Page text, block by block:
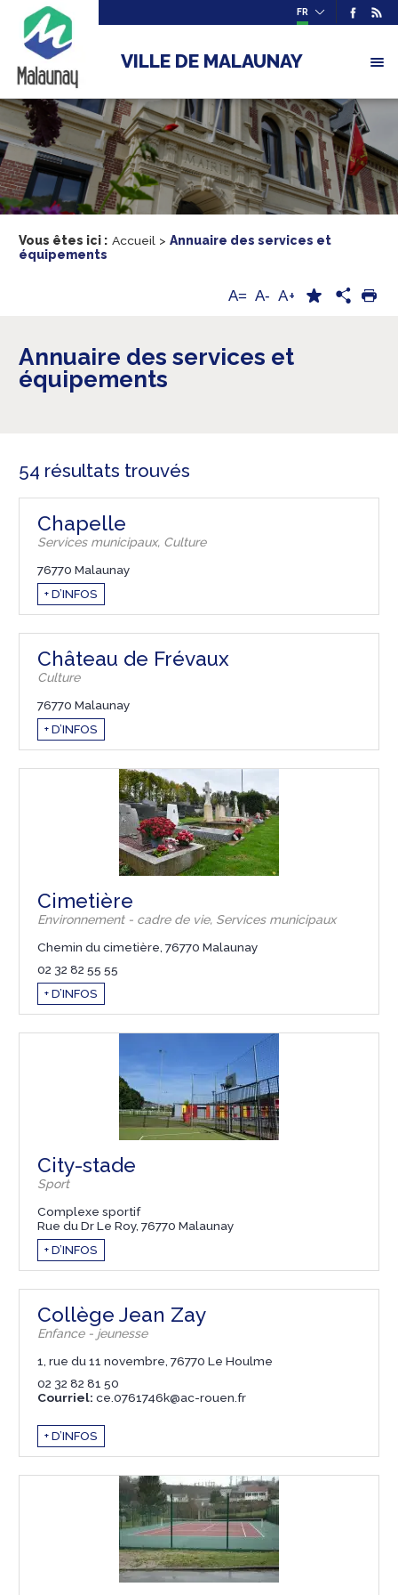
FR
VILLE DE MALAUNAY
Vous êtes ici : Accueil > Annuaire des services et
équipements
A= A- A+
Annuaire des services et
équipements
54 résultats trouvés
Chapelle
Services municipaux, Culture
76770 Malaunay
+ D’INFOS
Château de Frévaux
Culture
76770 Malaunay
+ D’INFOS
Cimetière
Environnement - cadre de vie, Services municipaux
Chemin du cimetière, 76770 Malaunay
02 32 82 55 55
+ D’INFOS
City-stade
Sport
Complexe sportif
Rue du Dr Le Roy, 76770 Malaunay
+ D’INFOS
Collège Jean Zay
Enfance - jeunesse
1, rue du 11 novembre, 76770 Le Houlme
02 32 82 81 50
Courriel: ce.0761746k@ac-rouen.fr
+ D’INFOS